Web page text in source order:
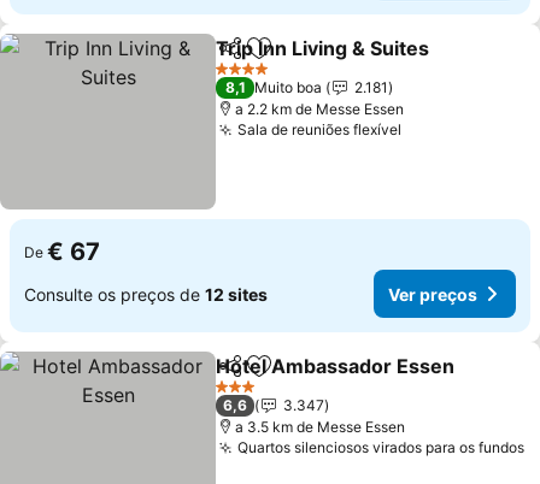
PartilharAdicionar aos favoritos
Trip Inn Living & Suites
4 Estrelas
8,1 Muito boa
2.181
a 2.2 km de Messe Essen
Sala de reuniões flexível
De € 67
Consulte os preços de 12 sites Ver preços
PartilharAdicionar aos favoritos
Hotel Ambassador Essen
3 Estrelas
6,6
3.347
a 3.5 km de Messe Essen
Quartos silenciosos virados para os fundos